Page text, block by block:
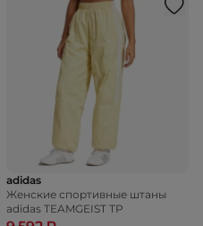
adidas
Женские спортивные штаны
adidas TEAMGEIST TP